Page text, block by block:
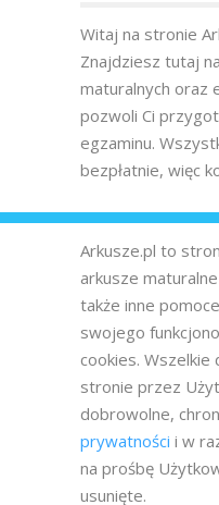
Witaj na stronie
Znajdziesz tutaj
maturalnych oraz
pozwoli Ci
egzaminu.
bezpłatnie, więc
Arkusze.pl to
arkusze
także inne
swojego
cookies. Wszelkie
stronie przez
dobrowolne,
prywatności i w
na prośbę
usunięte.